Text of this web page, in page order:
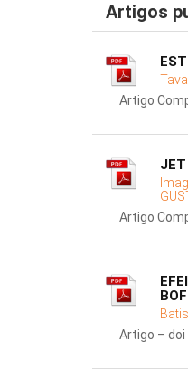
Artigos
Artigo
JET
Artigo
Artigo –